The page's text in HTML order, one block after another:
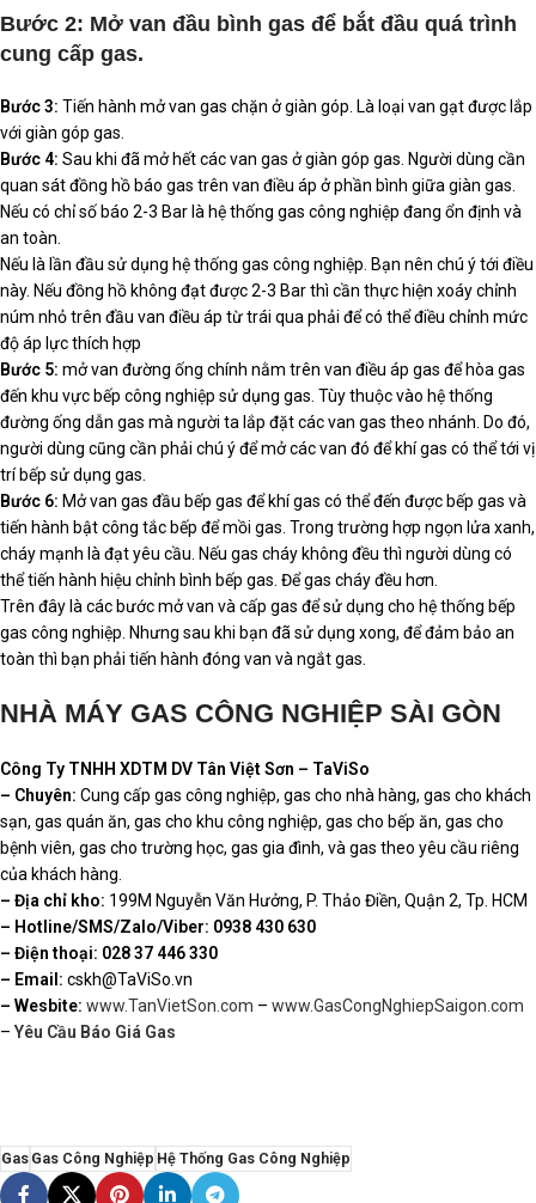
Bước 2: Mở van đầu bình gas để bắt đầu quá trình
cung cấp gas.
Bước 3: Tiến hành mở van gas chặn ở giàn góp. Là loại van gạt được lắp
với giàn góp gas.
Bước 4: Sau khi đã mở hết các van gas ở giàn góp gas. Người dùng cần
quan sát đồng hồ báo gas trên van điều áp ở phần bình giữa giàn gas.
Nếu có chỉ số báo 2-3 Bar là hệ thống gas công nghiệp đang ổn định và
an toàn.
Nếu là lần đầu sử dụng hệ thống gas công nghiệp. Bạn nên chú ý tới điều
này. Nếu đồng hồ không đạt được 2-3 Bar thì cần thực hiện xoáy chỉnh
núm nhỏ trên đầu van điều áp từ trái qua phải để có thể điều chỉnh mức
độ áp lực thích hợp
Bước 5: mở van đường ống chính nằm trên van điều áp gas để hòa gas
đến khu vực bếp công nghiệp sử dụng gas. Tùy thuộc vào hệ thống
đường ống dẫn gas mà người ta lắp đặt các van gas theo nhánh. Do đó,
người dùng cũng cần phải chú ý để mở các van đó để khí gas có thể tới vị
trí bếp sử dụng gas.
Bước 6: Mở van gas đầu bếp gas để khí gas có thể đến được bếp gas và
tiến hành bật công tắc bếp để mồi gas. Trong trường hợp ngọn lửa xanh,
cháy mạnh là đạt yêu cầu. Nếu gas cháy không đều thì người dùng có
thể tiến hành hiệu chỉnh bình bếp gas. Để gas cháy đều hơn.
Trên đây là các bước mở van và cấp gas để sử dụng cho hệ thống bếp
gas công nghiệp. Nhưng sau khi bạn đã sử dụng xong, để đảm bảo an
toàn thì bạn phải tiến hành đóng van và ngắt gas.
NHÀ MÁY GAS CÔNG NGHIỆP SÀI GÒN
Công Ty TNHH XDTM DV Tân Việt Sơn – TaViSo
– Chuyên: Cung cấp gas công nghiệp, gas cho nhà hàng, gas cho khách
sạn, gas quán ăn, gas cho khu công nghiệp, gas cho bếp ăn, gas cho
bệnh viên, gas cho trường học, gas gia đình, và gas theo yêu cầu riêng
của khách hàng.
– Địa chỉ kho: 199M Nguyễn Văn Hưởng, P. Thảo Điền, Quận 2, Tp. HCM
– Hotline/SMS/Zalo/Viber: 0938 430 630
– Điện thoại: 028 37 446 330
– Email: cskh@TaViSo.vn
– Wesbite: www.TanVietSon.com – www.GasCongNghiepSaigon.com
– Yêu Cầu Báo Giá Gas
GasGas Công Nghiệp Hệ Thống Gas Công Nghiệp